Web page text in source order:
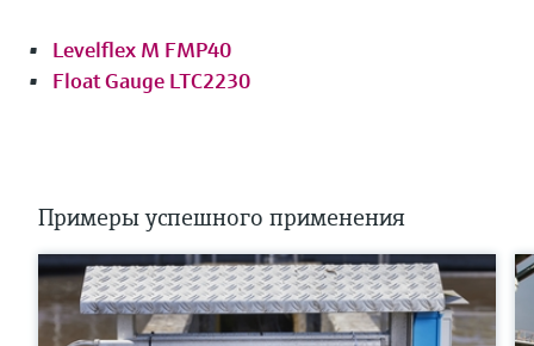
Levelflex M FMP40
Float Gauge LTC2230
Примеры успешного применения